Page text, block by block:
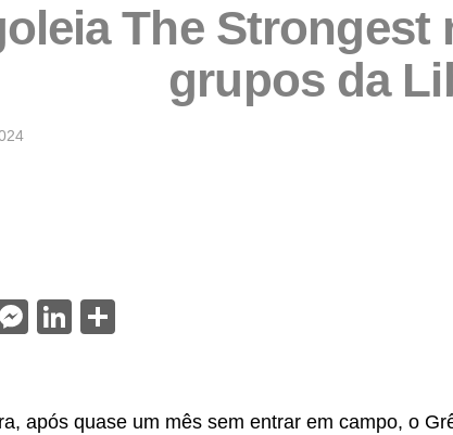
The Strongest
grupos da
TwitterMessenger
LinkedIn
após quase um mês sem entrar em campo, o